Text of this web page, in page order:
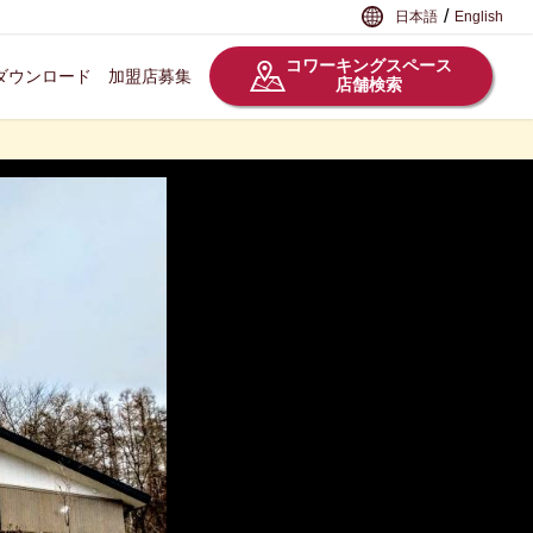
日本語 / English
ウンロード 加盟店募集
コワーキングスペース
店舗検索